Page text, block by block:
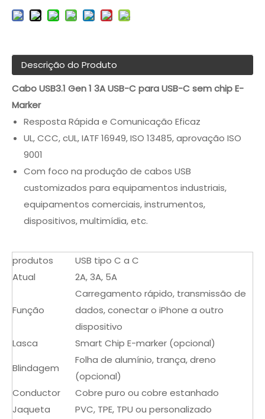
Descrição do Produto
Cabo USB3.1 Gen 1 3A USB-C para USB-C sem chip E-
Marker
Resposta Rápida e Comunicação Eficaz
UL, CCC, cUL, IATF 16949, ISO 13485, aprovação ISO
9001
Com foco na produção de cabos USB
customizados para equipamentos industriais,
equipamentos comerciais, instrumentos,
dispositivos, multimídia, etc.
produtos
USB tipo C a C
Atual
2A, 3A, 5A
Função
Carregamento rápido, transmissão de
dados, conectar o iPhone a outro
dispositivo
Lasca
Smart Chip E-marker (opcional)
Blindagem
Folha de alumínio, trança, dreno
(opcional)
Conductor
Cobre puro ou cobre estanhado
Jaqueta
PVC, TPE, TPU ou personalizado